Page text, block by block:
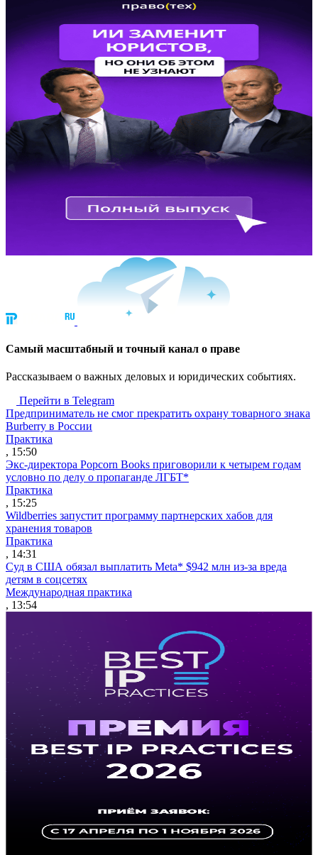
Cамый масштабный и точный канал о праве
Рассказываем о важных деловых и юридических событиях.
Перейти в Telegram
Предприниматель не смог прекратить охрану товарного знака
Burberry в России
Практика
, 15:50
Экс-директора Popcorn Books приговорили к четырем годам
условно по делу о пропаганде ЛГБТ*
Практика
, 15:25
Wildberries запустит программу партнерских хабов для
хранения товаров
Практика
, 14:31
Суд в США обязал выплатить Meta* $942 млн из-за вреда
детям в соцсетях
Международная практика
, 13:54